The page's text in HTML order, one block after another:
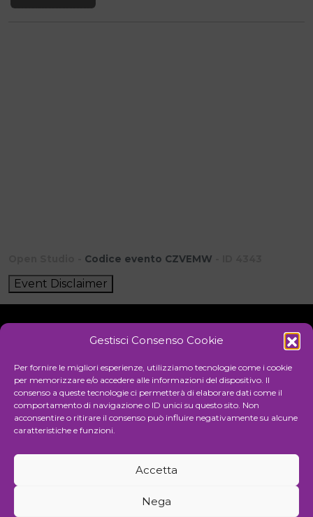
Gestisci Consenso Cookie
Per fornire le migliori esperienze, utilizziamo tecnologie come i cookie
per memorizzare e/o accedere alle informazioni del dispositivo. Il
consenso a queste tecnologie ci permetterà di elaborare dati come il
comportamento di navigazione o ID unici su questo sito. Non
acconsentire o ritirare il consenso può influire negativamente su alcune
caratteristiche e funzioni.
Accetta
Nega
Codice evento CZVEMW
Event Disclaimer
Cultural association for the promotion of visual arts